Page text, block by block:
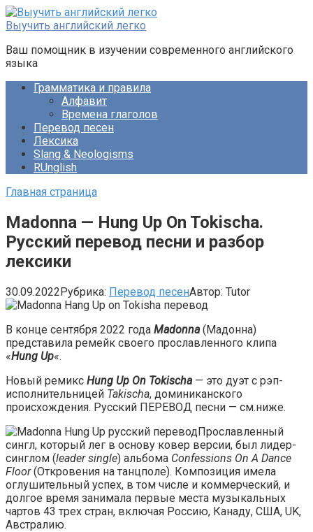
Перейти
к
Выучить английский легко
Ваш помощник в изучении современного английского
языка
Грамматика и правила
Алфавит
Времена глаголов
Перевод песен
Лексика
Slang & Neologisms
RUnglish
Главная страница
Madonna — Hung Up On Tokischa.
Русский перевод песни и разбор
лексики
30.09.2022Рубрика: Перевод песенАвтор: Tutor
В конце сентября 2022 года Madonna (Мадонна)
представила ремейк своего прославленного клипа
«Hung Up«.
Новый ремикс Hung Up On Tokischa — это дуэт с рэп-
исполнительницей Takischa, доминиканского
происхождения. Русский ПЕРЕВОД песни — см.ниже.
Прославленный
сингл, который лег в основу ковер версии, был лидер-
синглом (leader single) альбома Confessions On A Dance
Floor(Откровения на танцполе). Композиция имела
оглушительный успех, в том числе и коммерческий, и
долгое время занимала первые места музыкальных
чартов 43 трех стран, включая Россию, Канаду, США, UK,
Австралию.